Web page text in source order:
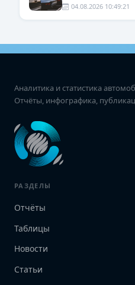
04.08.2026 10:49:21
Аналитика и статистика
Отчёты, инфографика,
РАЗДЕЛЫ
Отчёты
Таблицы
Новости
Статьи